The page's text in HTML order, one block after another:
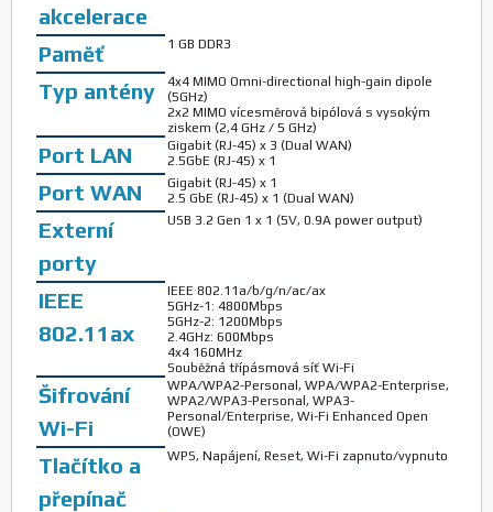
akcelerace
Paměť 1 GB DDR3
Typ antény
4x4 MIMO Omni-directional high-gain dipole
(5GHz)
2x2 MIMO vícesměrová bipólová s vysokým
ziskem (2,4 GHz / 5 GHz)
Port LAN
Gigabit (RJ-45) x 3 (Dual WAN)
2.5GbE (RJ-45) x 1
Port WAN
Gigabit (RJ-45) x 1
2.5 GbE (RJ-45) x 1 (Dual WAN)
Externí
porty
USB 3.2 Gen 1 x 1 (5V, 0.9A power output)
IEEE
802.11ax
IEEE 802.11a/b/g/n/ac/ax
5GHz-1: 4800Mbps
5GHz-2: 1200Mbps
2.4GHz: 600Mbps
4x4 160MHz
Souběžná třípásmová síť Wi-Fi
Šifrování
Wi-Fi
WPA/WPA2-Personal, WPA/WPA2-Enterprise,
WPA2/WPA3-Personal, WPA3-
Personal/Enterprise, Wi-Fi Enhanced Open
(OWE)
Tlačítko a
přepínač
WPS, Napájení, Reset, Wi-Fi zapnuto/vypnuto